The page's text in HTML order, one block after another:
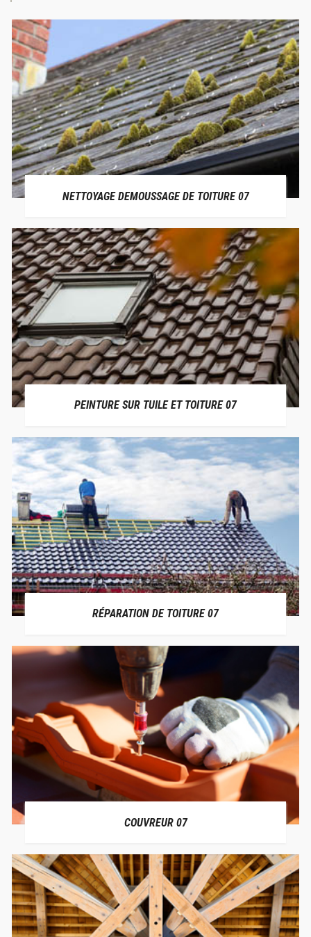
NETTOYAGE DEMOUSSAGE DE TOITURE 07
PEINTURE SUR TUILE ET TOITURE 07
RÉPARATION DE TOITURE 07
COUVREUR 07